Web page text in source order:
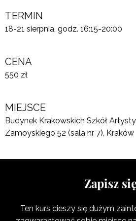
TERMIN
18-21 sierpnia, godz. 16:15-20:00
CENA
550 zł
MIEJSCE
Budynek Krakowskich Szkół
Zamoyskiego 52 (sala nr 7), Kraków
Zapisz
Ten kurs cieszy się dużym